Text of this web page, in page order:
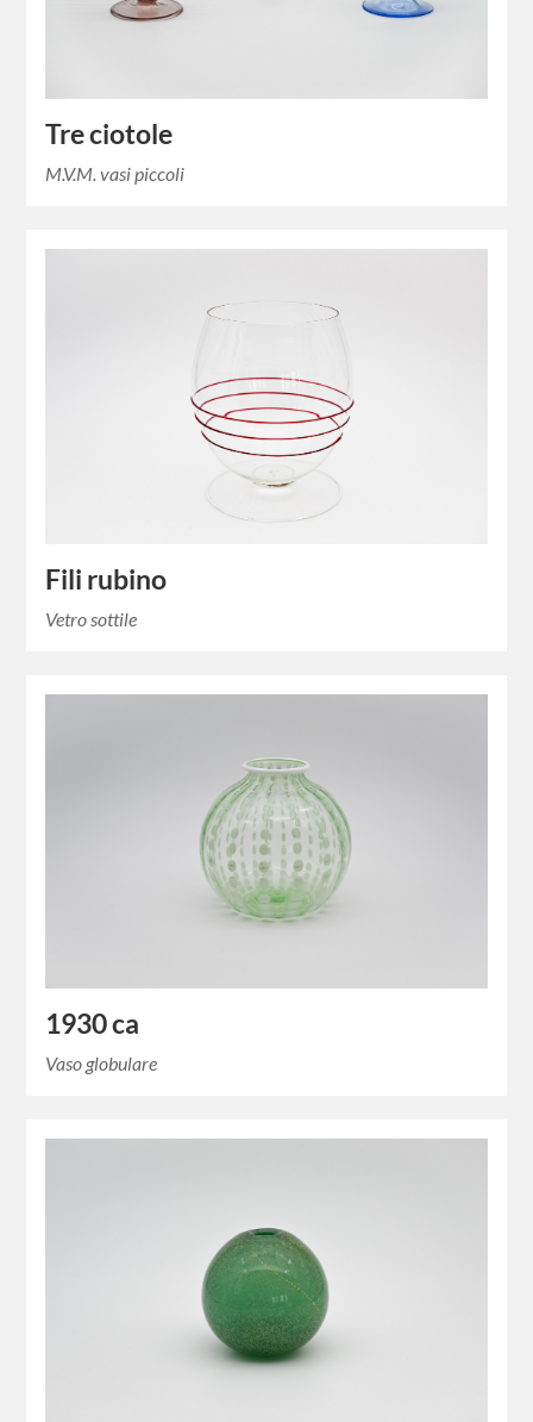
Tre ciotole
M.V.M. vasi piccoli
Fili rubino
Vetro sottile
1930 ca
Vaso globulare